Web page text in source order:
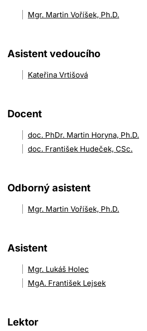
Mgr. Martin Voříšek, Ph.D.
Asistent vedoucího
Kateřina Vrtišová
Docent
doc. PhDr. Martin Horyna, Ph.D.
doc. František Hudeček, CSc.
Odborný asistent
Mgr. Martin Voříšek, Ph.D.
Asistent
Mgr. Lukáš Holec
MgA. František Lejsek
Lektor